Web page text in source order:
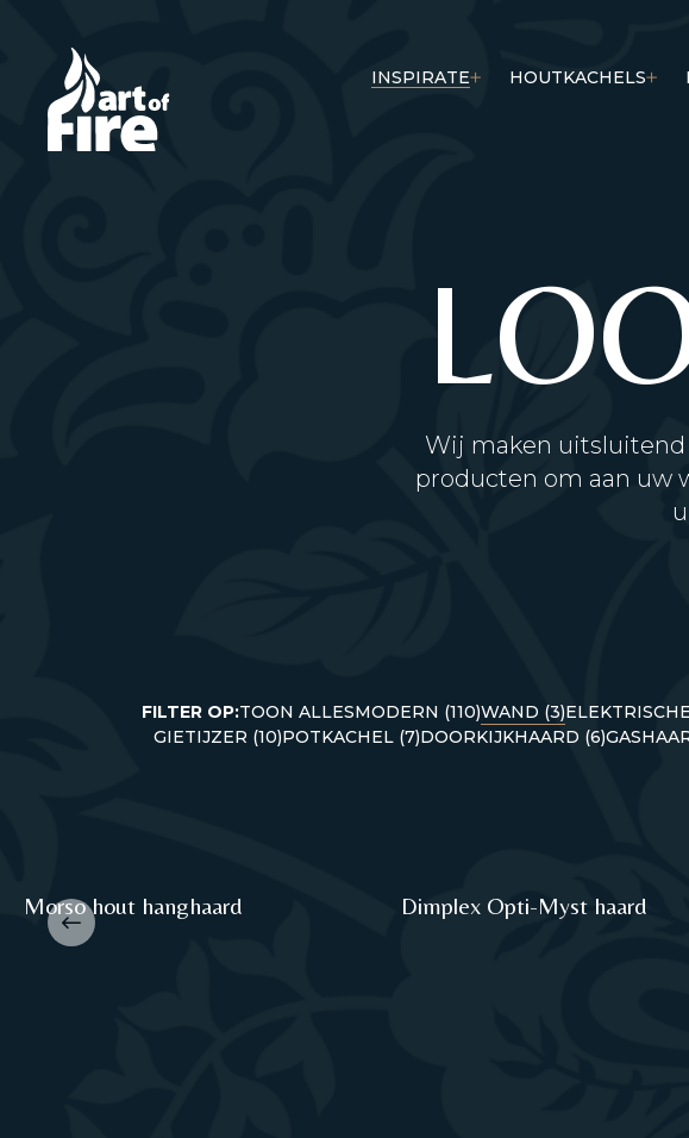
INSPIRATE HOUTKACHELS
Wij maken
producten om aan uw
FILTER OP:TOON ALLESMODERN (110)WAND (3)
GIETIJZER (10)POTKACHEL (7)DOORKIJKHAARD (6)
Morso hout hanghaard Dimplex Opti-Myst haard